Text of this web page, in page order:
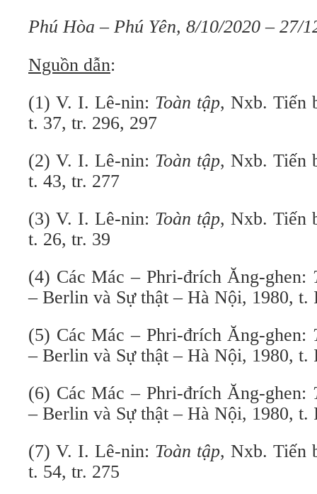
Phú Hòa – Phú Yên, 8/10/2020 – 27/
Nguồn dẫn:
(1) V. I. Lê-nin: Toàn tập, Nxb. Tiến
t. 37, tr. 296, 297
(2) V. I. Lê-nin: Toàn tập, Nxb. Tiến
t. 43, tr. 277
(3) V. I. Lê-nin: Toàn tập, Nxb. Tiến
t. 26, tr. 39
(4) Các Mác – Phri-đrích Ăng-ghen:
– Berlin và Sự thật – Hà Nội, 1980, t.
(5) Các Mác – Phri-đrích Ăng-ghen:
– Berlin và Sự thật – Hà Nội, 1980, t.
(6) Các Mác – Phri-đrích Ăng-ghen:
– Berlin và Sự thật – Hà Nội, 1980, t.
(7) V. I. Lê-nin: Toàn tập, Nxb. Tiến
t. 54, tr. 275